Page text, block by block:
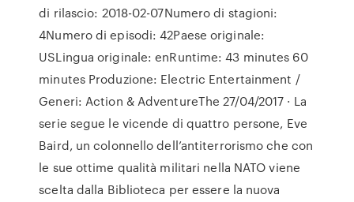
di rilascio: 2018-02-07Numero di stagioni:
4Numero di episodi: 42Paese originale:
USLingua originale: enRuntime: 43 minutes 60
minutes Produzione: Electric Entertainment /
Generi: Action & AdventureThe 27/04/2017 · La
serie segue le vicende di quattro persone, Eve
Baird, un colonnello dell’antiterrorismo che con
le sue ottime qualità militari nella NATO viene
scelta dalla Biblioteca per essere la nuova